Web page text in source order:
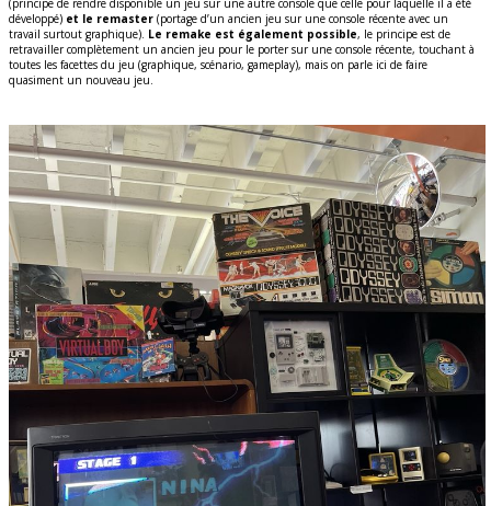
(principe de rendre disponible un jeu sur une autre console que celle pour laquelle il a été
développé) et le remaster (portage d’un ancien jeu sur une console récente avec un
travail surtout graphique). Le remake est également possible, le principe est de
retravailler complètement un ancien jeu pour le porter sur une console récente, touchant à
toutes les facettes du jeu (graphique, scénario, gameplay), mais on parle ici de faire
quasiment un nouveau jeu.